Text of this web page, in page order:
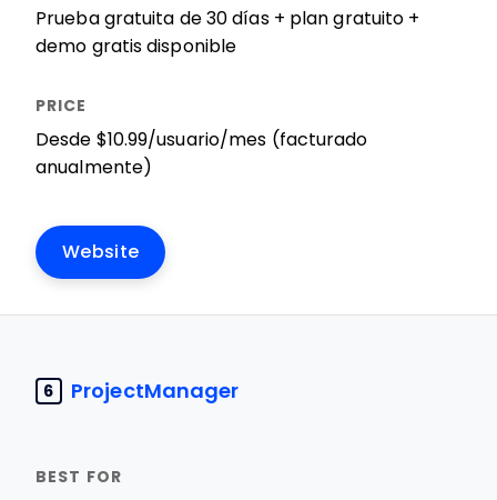
Prueba gratuita de 30 días + plan gratuito +
demo gratis disponible
Desde $10.99/usuario/mes (facturado
anualmente)
Website
6 ProjectManager